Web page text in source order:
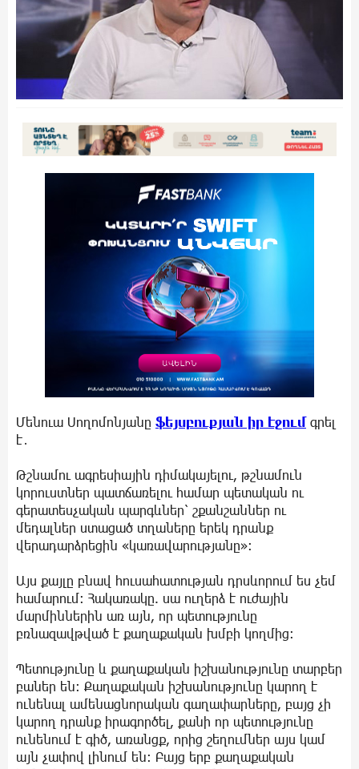
Մենուա Սողոմոնյանը ֆեյսբուքյան իր էջումգրել
է․
Թշնամու ագրեսիային դիմակայելու, թշնամուն
կորուստներ պատճառելու համար պետական ու
գերատեսչական պարգևներ՝ շքանշաններ ու
մեդալներ ստացած տղաները երեկ դրանք
վերադարձրեցին «կառավարությանը»։
Այս քայլը բնավ հուսահատության դրսևորում ես չեմ
համարում։ Հակառակը. սա ուղերձ է ուժային
մարմիններին առ այն, որ պետությունը
բռնազավթված է քաղաքական խմբի կողմից։
Պետությունը և քաղաքական իշխանությունը տարբեր
բաներ են։ Քաղաքական իշխանությունը կարող է
ունենալ ամենացնորական գաղափարները, բայց չի
կարող դրանք իրագործել, քանի որ պետությունը
ունենում է գիծ, առանցք, որից շեղումներ այս կամ
այն չափով լինում են։ Բայց երբ քաղաքական